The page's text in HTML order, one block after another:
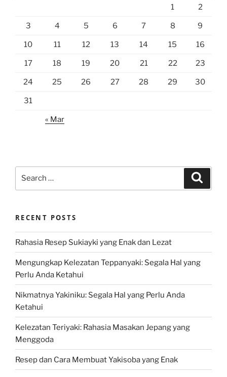
1 2
3 4 5 6 7 8 9
10 11 12 13 14 15 16
17 18 19 20 21 22 23
24 25 26 27 28 29 30
31
« Mar
RECENT POSTS
Rahasia Resep Sukiayki yang Enak dan Lezat
Mengungkap Kelezatan Teppanyaki: Segala Hal yang
Perlu Anda Ketahui
Nikmatnya Yakiniku: Segala Hal yang Perlu Anda
Ketahui
Kelezatan Teriyaki: Rahasia Masakan Jepang yang
Menggoda
Resep dan Cara Membuat Yakisoba yang Enak